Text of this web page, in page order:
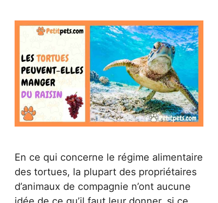
En ce qui concerne le régime alimentaire
des tortues, la plupart des propriétaires
d’animaux de compagnie n’ont aucune